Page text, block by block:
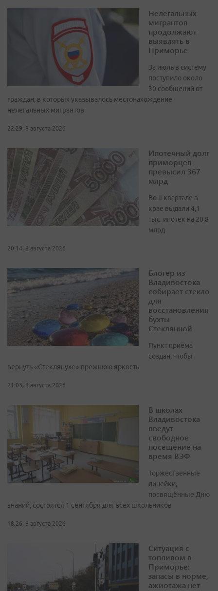
Нелегальных
мигрантов
продолжают
выявлять в
Приморье
За июль в систему
поступило около
30 сообщений от
граждан, в которых указывалось местонахождение
нелегальных мигрантов
22:29, 8 августа 2026
Ипотечный долг
приморцев
превысил 367
млрд
Во II квартале в
крае выдали 4,1
тыс. ипотек на 20,8
млрд
20:14, 8 августа 2026
Блогер из
Владивостока
собирает стекло
для
восстановления
бухты
Стеклянной
Пункт приёма
создан, чтобы
вернуть «Стеклянухе» прежнюю яркость
21:03, 8 августа 2026
В школах
Владивостока
введут
свободное
посещение на
время ВЭФ
Торжественные
линейки,
посвящённые Дню
знаний, состоятся 1 сентября для всех школьников
18:26, 8 августа 2026
Ситуация с
топливом в
Приморье:
запасы в норме,
ажиотажа нет